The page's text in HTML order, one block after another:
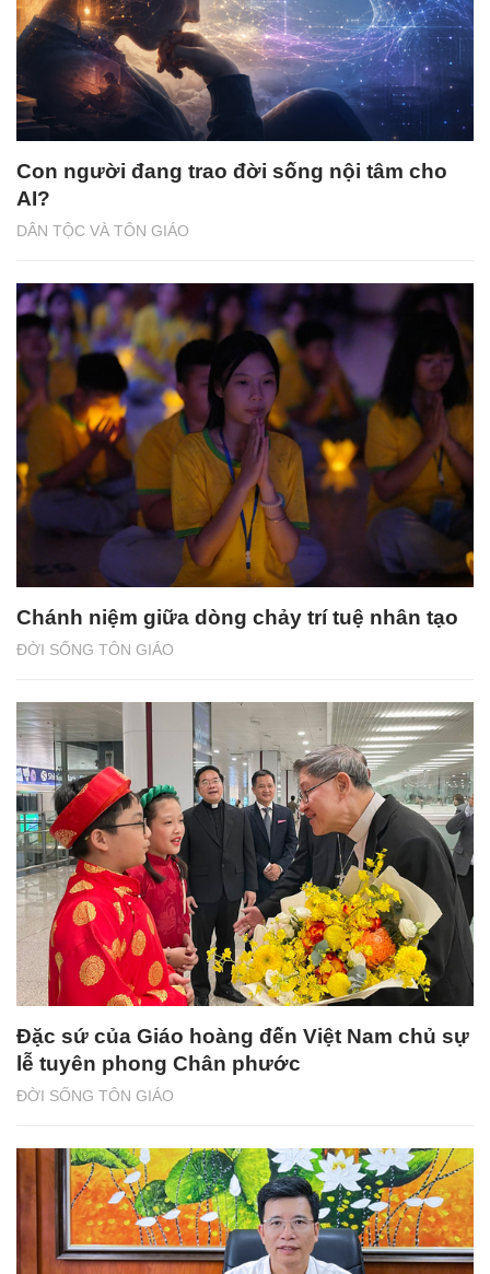
DÂN TỘC VÀ TÔN GIÁO
Con người đang trao đời sống nội tâm cho
AI?
ĐỜI SỐNG TÔN GIÁO
Chánh niệm giữa dòng chảy trí tuệ nhân tạo
ĐỜI SỐNG TÔN GIÁO
Đặc sứ của Giáo hoàng đến Việt Nam chủ sự
lễ tuyên phong Chân phước